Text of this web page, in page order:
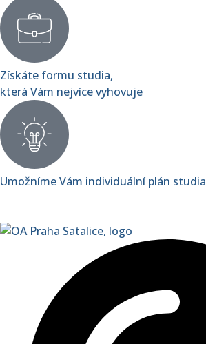
Získáte formu studia,
která Vám nejvíce vyhovuje
Umožníme Vám individuální plán studia